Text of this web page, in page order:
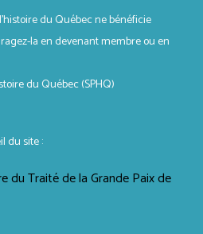
du Québec ne bénéficie
la en devenant membre ou en
du Québec (SPHQ)
du site :
du Traité de la Grande Paix de